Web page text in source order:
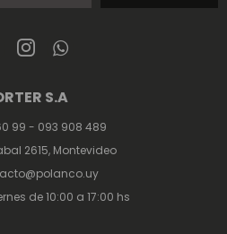
 
S.A
99 - 093 908 489
2615, Montevideo
de 10:00 a 17:00 hs